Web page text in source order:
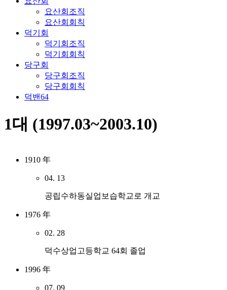
요산회조직
요산회회칙
덕기회
덕기회조직
덕기회회칙
당구회
당구회조직
당구회회칙
덕밴64
1대 (1997.03~2003.10)
1910 年
04. 13
공립수하동실업보습학교로 개교
1976 年
02. 28
덕수상업고등학교 64회 졸업
1996 年
07. 09